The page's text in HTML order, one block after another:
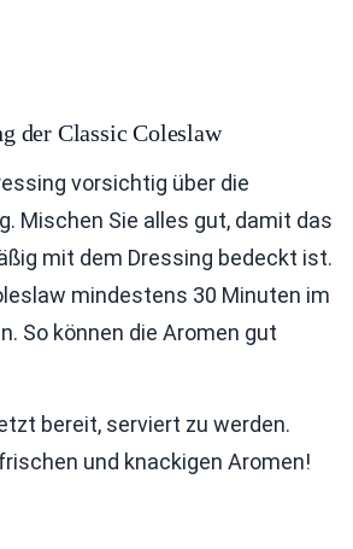
der Classic Coleslaw
vorsichtig über die
Mischen Sie alles gut, damit das
mit dem Dressing bedeckt ist.
mindestens 30 Minuten im
So können die Aromen gut
bereit, serviert zu werden.
und knackigen Aromen!